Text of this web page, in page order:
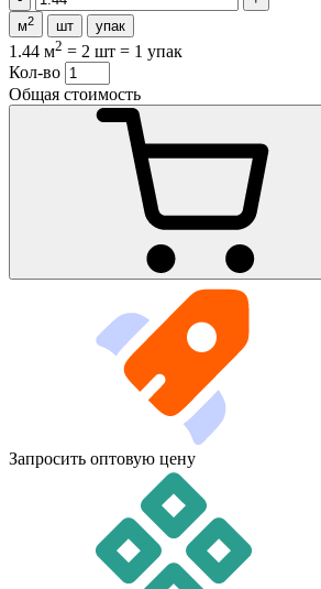
м2 шт упак
1.44 м2 = 2 шт = 1 упак
Кол-во
Общая стоимость
Запросить оптовую цену